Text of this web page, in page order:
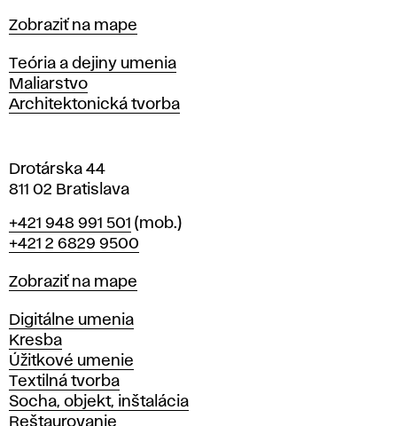
i
l
a
v
Mapa
Zobraziť na mape
Katedry
Teória a dejiny umenia
Maliarstvo
Architektonická tvorba
Drotárska 44
811 02 Bratislava
Telefón
+421 948 991 501 (mob.)
+421 2 6829 9500
Mapa
Zobraziť na mape
Katedry
Digitálne umenia
Kresba
Úžitkové umenie
Textilná tvorba
Socha, objekt, inštalácia
Reštaurovanie